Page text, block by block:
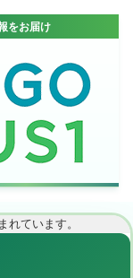
れています。